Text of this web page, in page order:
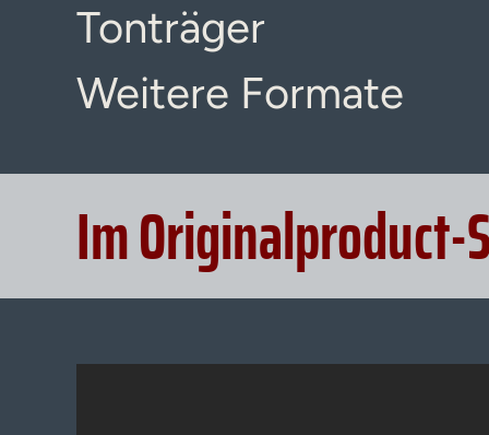
Tonträger
Weitere Formate
Im